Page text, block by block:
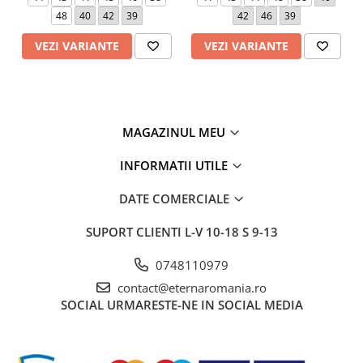
Manseta
(cm)
26 28
48
40 42 39
VEZI VARIANTE
42
46 39
VEZI VARIANTE
MAGAZINUL MEU
INFORMATII UTILE
DATE COMERCIALE
SUPORT CLIENTI L-V 10-18 S 9-13
0748110979
contact@eternaromania.ro
SOCIAL URMARESTE-NE IN SOCIAL MEDIA